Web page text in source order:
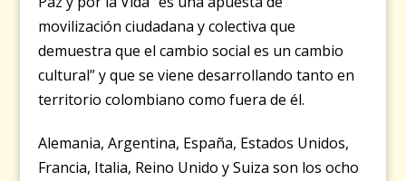
movilización ciudadana y colectiva que
demuestra que el cambio social es un cambio
cultural” y que se viene desarrollando tanto en
territorio colombiano como fuera de él.
Alemania, Argentina, España, Estados Unidos,
Francia, Italia, Reino Unido y Suiza son los ocho